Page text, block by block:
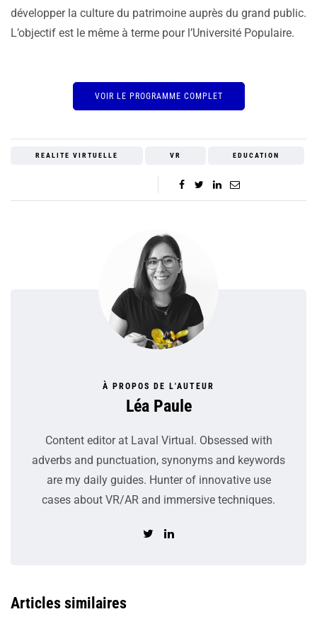
développer la culture du patrimoine auprès du grand public.
L’objectif est le même à terme pour l’Université Populaire.
VOIR LE PROGRAMME COMPLET
REALITE VIRTUELLE VR EDUCATION
À PROPOS DE L'AUTEUR
Léa Paule
Content editor at Laval Virtual. Obsessed with
adverbs and punctuation, synonyms and keywords
are my daily guides. Hunter of innovative use
cases about VR/AR and immersive techniques.
Articles similaires